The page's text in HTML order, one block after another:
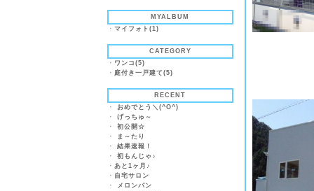
MYALBUM
・ マイフォト(1)
CATEGORY
・ ワンコ(5)
・ 庭付き一戸建て(5)
RECENT
・
おめでとう＼(^O^)
・
げっちゅ～
・
初公開☆
・
ま～たり
・
結果速報！
・
初もんじゃ♪
・ あと1ヶ月♪
・ 自宅サロン
・
メロンパン